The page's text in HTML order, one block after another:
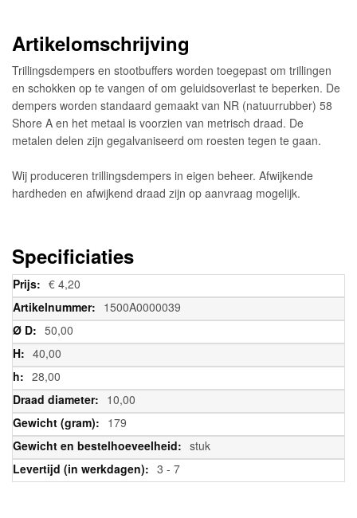
Artikelomschrijving
Trillingsdempers en stootbuffers worden toegepast om trillingen
en schokken op te vangen of om geluidsoverlast te beperken. De
dempers worden standaard gemaakt van NR (natuurrubber) 58
Shore A en het metaal is voorzien van metrisch draad. De
metalen delen zijn gegalvaniseerd om roesten tegen te gaan.
Wij produceren trillingsdempers in eigen beheer. Afwijkende
hardheden en afwijkend draad zijn op aanvraag mogelijk.
Specificiaties
Meer
informatie
€ 4,20
1500A0000039
50,00
40,00
28,00
10,00
179
stuk
3 - 7